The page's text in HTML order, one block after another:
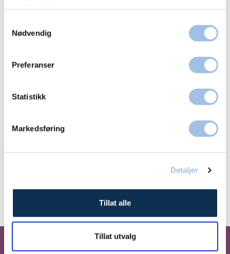
Nødvendig
Preferanser
Statistikk
Markedsføring
Detaljer
Tillat alle
Tillat utvalg
Alle felter er obligatoriske